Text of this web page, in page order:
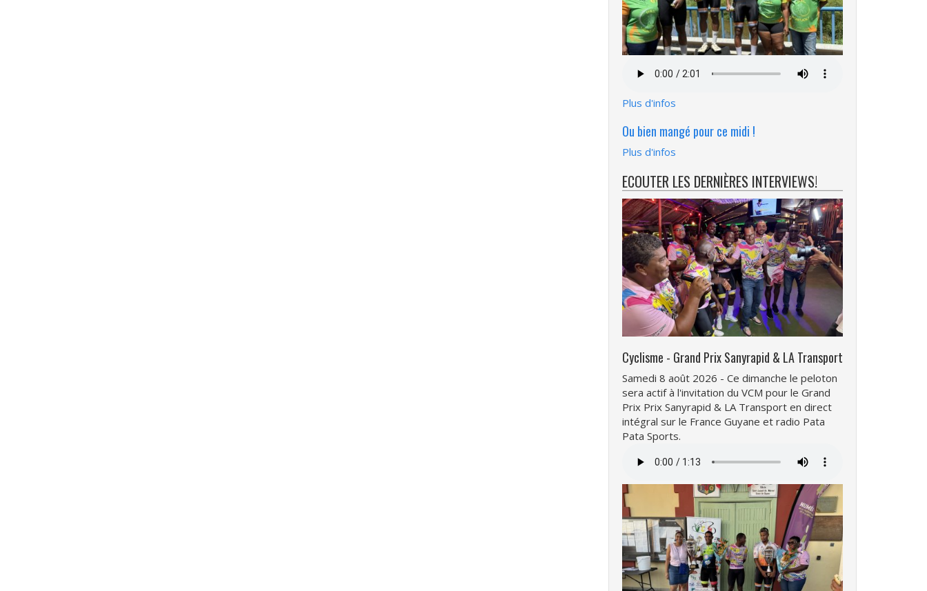
audio
Plus d'infos
Ou bien mangé pour ce midi !
Plus d'infos
ECOUTER LES DERNIÈRES INTERVIEWS!
Cyclisme - Grand Prix Sanyrapid & LA Transport
Samedi 8 août 2026 - Ce dimanche le peloton
sera actif à l'invitation du VCM pour le Grand
Prix Prix Sanyrapid & LA Transport en direct
intégral sur le France Guyane et radio Pata
Pata Sports.
audio